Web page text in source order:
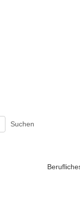
Suchen